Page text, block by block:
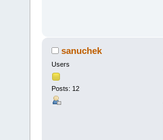
sanuchek
Users
Posts: 12